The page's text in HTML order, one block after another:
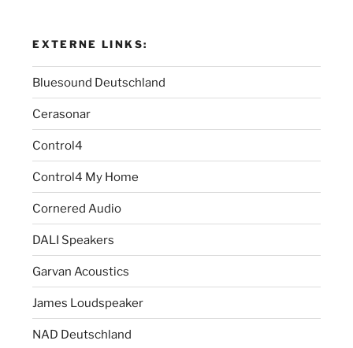
EXTERNE LINKS:
Bluesound Deutschland
Cerasonar
Control4
Control4 My Home
Cornered Audio
DALI Speakers
Garvan Acoustics
James Loudspeaker
NAD Deutschland